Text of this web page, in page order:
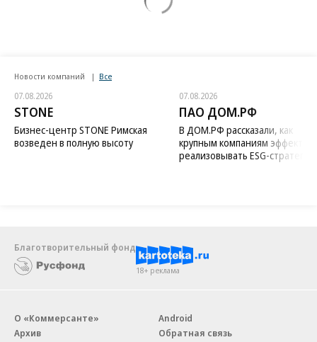
Новости компаний
07.08.2026
возведен в полную высоту
07.08.2026
В ДОМ.РФ рассказали, как
крупным компаниям
реализовывать ESG-стратегию